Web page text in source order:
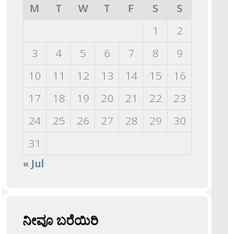
M
T W T F S
S
1
2
3
4 5 6 7 8
9
10
11 12 13 14 15
16
17
18 19 20 21 22
23
24
25 26 27 28 29
30
31
« Jul
ನೀವೂ ಬರೆಯಿರಿ